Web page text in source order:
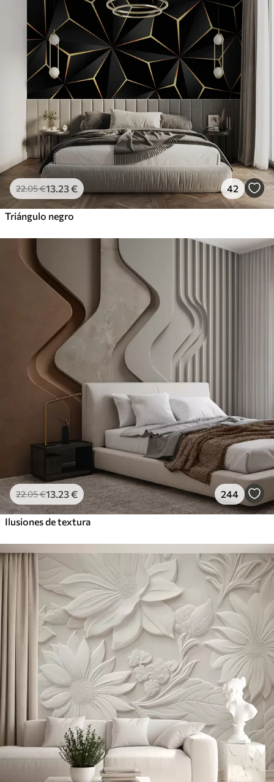
22.05€13 .23€ 42
Triángulo negro
22.05€13 .23€ 244
Ilusiones de textura